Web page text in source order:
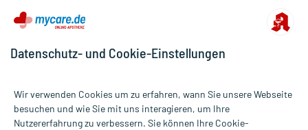
Alle Preise gelten inkl. MwSt., ggf. zzgl. Versandkosten
Datenschutz- und Cookie-Einstellungen
Wir verwenden Cookies um zu erfahren, wann Sie unsere Webseite
besuchen und wie Sie mit uns interagieren, um Ihre
Nutzererfahrung zu verbessern. Sie können Ihre Cookie-